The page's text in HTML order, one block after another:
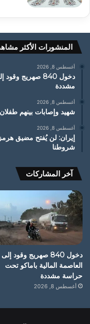
المنشورات الأكثر
أغسطس 8, 2026
دخول 840 صهريج
مشددة
أغسطس 8, 2026
شهيد وإصابات بينهم
أغسطس 8, 2026
إيران: لن يُفتح مضيق
شروطنا
آخر المشاركات
دخول 840 صهريج وقود إلى
العاصمة المالية باماكو تحت
حراسة مشددة
أغسطس 8, 2026